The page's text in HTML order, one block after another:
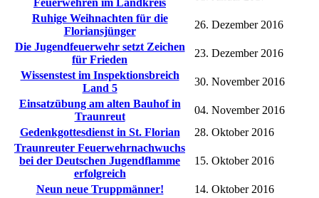
Feuerwehren im Landkreis
Ruhige Weihnachten für die
Floriansjünger
26. Dezember 2016
Die Jugendfeuerwehr setzt Zeichen
für Frieden
23. Dezember 2016
Wissenstest im Inspektionsbreich
Land 5
30. November 2016
Einsatzübung am alten Bauhof in
Traunreut
04. November 2016
Gedenkgottesdienst in St. Florian
28. Oktober 2016
Traunreuter Feuerwehrnachwuchs
bei der Deutschen Jugendflamme
erfolgreich
15. Oktober 2016
Neun neue Truppmänner!
14. Oktober 2016